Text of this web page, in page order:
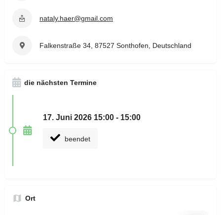
nataly.haer@gmail.com
Falkenstraße 34, 87527 Sonthofen, Deutschland
die nächsten Termine
17. Juni 2026 15:00 - 15:00
beendet
Ort